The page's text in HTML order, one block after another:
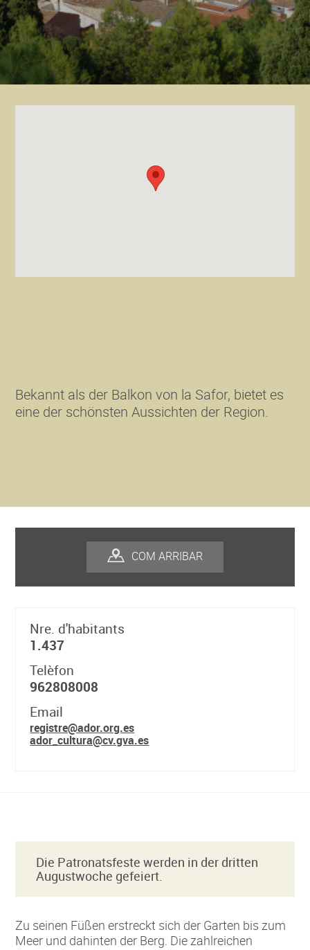
Bekannt als der Balkon von la Safor, bietet es
eine der schönsten Aussichten der Region.
COM ARRIBAR
Nre. d'habitants
1.437
Telèfon
962808008
Email
registre@ador.org.es
ador_cultura@cv.gva.es
Die Patronatsfeste werden in der dritten
Augustwoche gefeiert.
Zu seinen Füßen erstreckt sich der Garten bis zum
Meer und dahinten der Berg. Die zahlreichen